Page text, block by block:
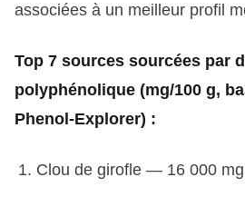
associées à un meilleur profil
Top 7 sources sourcées par
polyphénolique (mg/100 g,
Phenol-Explorer) :
Clou de girofle — 16 000 mg